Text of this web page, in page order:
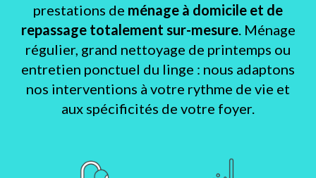
prestations de ménage à domicile et de
repassage totalement sur-mesure. Ménage
régulier, grand nettoyage de printemps ou
entretien ponctuel du linge : nous adaptons
nos interventions à votre rythme de vie et
aux spécificités de votre foyer.